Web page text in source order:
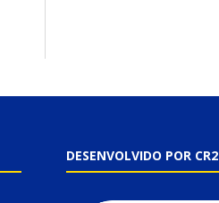
DESENVOLVIDO POR CR2